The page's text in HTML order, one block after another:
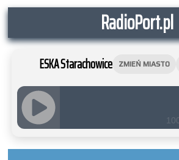
RadioPort.pl
ESKA Starachowice ZMIEŃ MIASTO
RADIO